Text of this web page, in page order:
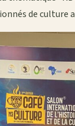
de culture